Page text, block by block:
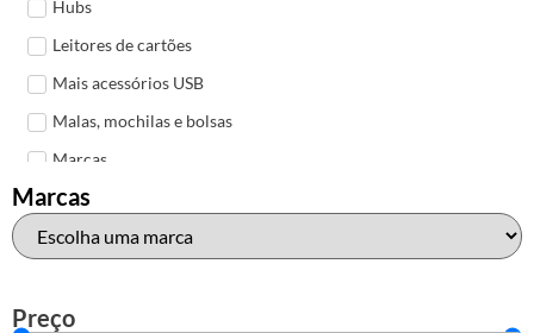
Hubs
Leitores de cartões
Mais acessórios USB
Malas, mochilas e bolsas
Marcas
Brother
Canon
HP
Marcas
Preço